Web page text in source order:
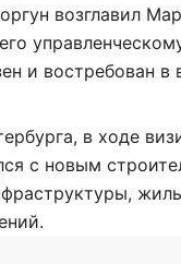
возглавил
и востребован в
в ходе
с новым